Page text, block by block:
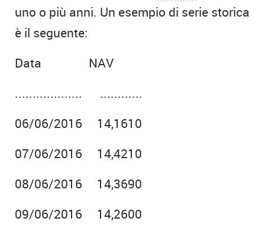
uno o più anni. Un esempio di serie storica
è il seguente:
Data NAV
................... ............
06/06/2016 14,1610
07/06/2016 14,4210
08/06/2016 14,3690
09/06/2016 14,2600